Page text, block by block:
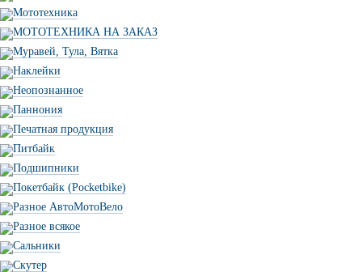
Мототехника
МОТОТЕХНИКА НА ЗАКАЗ
Муравей, Тула, Вятка
Наклейки
Неопознанное
Паннония
Печатная продукция
Питбайк
Подшипники
Покетбайк (Pocketbike)
Разное АвтоМотоВело
Разное всякое
Сальники
Скутер